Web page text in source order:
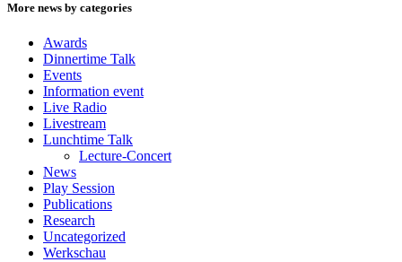
More news by categories
Awards
Dinnertime Talk
Events
Information event
Live Radio
Livestream
Lunchtime Talk
Lecture-Concert
News
Play Session
Publications
Research
Uncategorized
Werkschau